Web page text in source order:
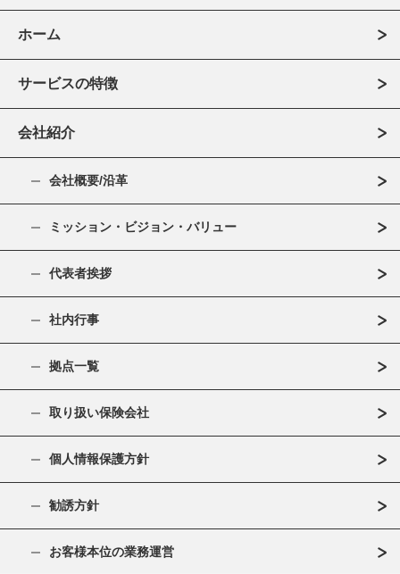
ホーム
サービスの特徴
会社紹介
会社概要/沿革
ミッション・ビジョン・バリュー
代表者挨拶
社内行事
拠点一覧
取り扱い保険会社
個人情報保護方針
勧誘方針
お客様本位の業務運営